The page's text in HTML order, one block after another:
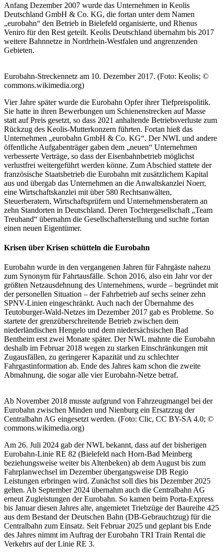
Anfang Dezember 2007 wurde das Unternehmen in Keolis
Deutschland GmbH & Co. KG, die fortan unter dem Namen
„eurobahn“ den Betrieb in Bielefeld organisierte, und Rhenus
Veniro für den Rest geteilt. Keolis Deutschland übernahm bis 2017
weitere Bahnnetze in Nordrhein-Westfalen und angrenzenden
Gebieten.
Eurobahn-Streckennetz am 10. Dezember 2017. (Foto: Keolis; ©
commons.wikimedia.org)
Vier Jahre später wurde die Eurobahn Opfer ihrer Tiefpreispolitik.
Sie hatte in ihren Bewerbungen um Schienenstrecken auf Masse
statt auf Preis gesetzt, so dass 2021 anhaltende Betriebsverluste zum
Rückzug des Keolis-Mutterkonzern führten. Fortan hieß das
Unternehmen „eurobahn GmbH & Co. KG“. Der NWL und andere
öffentliche Aufgabenträger gaben dem „neuen“ Unternehmen
verbesserte Verträge, so dass der Eisenbahnbetrieb möglichst
verlustfrei weitergeführt werden könne. Zum Abschied stattete der
französische Staatsbetrieb die Eurobahn mit zusätzlichem Kapital
aus und übergab das Unternehmen an die Anwaltskanzlei Noerr,
eine Wirtschaftskanzlei mit über 580 Rechtsanwälten,
Steuerberatern, Wirtschaftsprüfern und Unternehmensberatern an
zehn Standorten in Deutschland. Deren Tochtergesellschaft „Team
Treuhand“ übernahm die Gesellschafterstellung und suchte fortan
einen neuen Eigentümer.
Krisen über Krisen schütteln die Eurobahn
Eurobahn wurde in den vergangenen Jahren für Fahrgäste nahezu
zum Synonym für Fahrtausfälle. Schon 2016, also ein Jahr vor der
größten Netzausdehnung des Unternehmens, wurde – begründet mit
der personellen Situation – der Fahrbetrieb auf sechs seiner zehn
SPNV-Linien eingeschränkt. Auch nach der Übernahme des
Teutoburger-Wald-Netzes im Dezember 2017 gab es Probleme. So
startete der grenzüberschreitende Betrieb zwischen dem
niederländischen Hengelo und dem niedersächsischen Bad
Bentheim erst zwei Monate später. Der NWL mahnte die Eurobahn
deshalb im Februar 2018 wegen zu starken Einschränkungen mit
Zugausfällen, zu geringerer Kapazität und zu schlechter
Fahrgastinformation ab. Ende des Jahres kam schon die zweite
Abmahnung, die sogar alle vier Eurobahn-Netze betraf.
Ab November 2018 musste aufgrund von Fahrzeugmangel bei der
Eurobahn zwischen Minden und Nienburg ein Ersatzzug der
Centralbahn AG eingesetzt werden. (Foto: Clic, CC BY-SA 4.0; ©
commons.wikimedia.org)
Am 26. Juli 2024 gab der NWL bekannt, dass auf der bisherigen
Eurobahn-Linie RE 82 (Bielefeld nach Horn-Bad Meinberg
beziehungsweise weiter bis Altenbeken) ab dem August bis zum
Fahrplanwechsel im Dezember übergangsweise DB Regio
Leistungen erbringen wird. Zunächst soll dies bis Dezember 2025
gelten. Ab September 2024 übernahm auch die Centralbahn AG
erneut Zugleistungen der Eurobahn. So kamen beim Porta-Express
bis Januar diesen Jahres alte, angemietet Triebzüge der Baureihe 425
aus dem Bestand der Deutschen Bahn (DB-Gebrauchtzug) für die
Centralbahn zum Einsatz. Seit Februar 2025 und geplant bis Ende
des Jahres nimmt im Auftrag der Eurobahn TRI Train Rental die
Verkehrs auf der Linie RE 3.